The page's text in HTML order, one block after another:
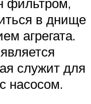
в днище
агрегата.
служит для
насосом.